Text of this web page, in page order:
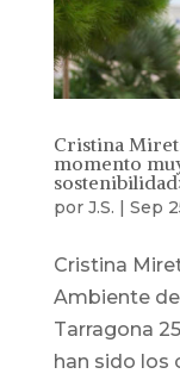
Cristina
momento
por J.S. | Sep
Cristina
Ambiente
Tarragona
han sido los